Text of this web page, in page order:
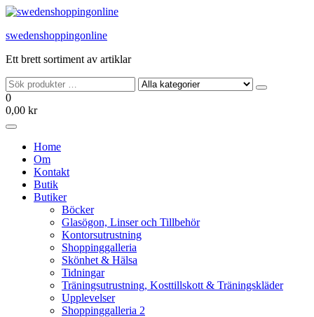
Hoppa
innehållet
swedenshoppingonline
Ett brett sortiment av artiklar
0
0,00 kr
Home
Om
Kontakt
Butik
Butiker
Böcker
Glasögon, Linser och Tillbehör
Kontorsutrustning
Shoppinggalleria
Skönhet & Hälsa
Tidningar
Träningsutrustning, Kosttillskott & Träningskläder
Upplevelser
Shoppinggalleria 2